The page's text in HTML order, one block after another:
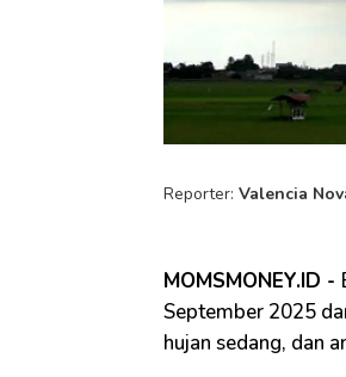
Reporter: Valencia
MOMSMONEY.ID -
September 2025
hujan sedang, dan